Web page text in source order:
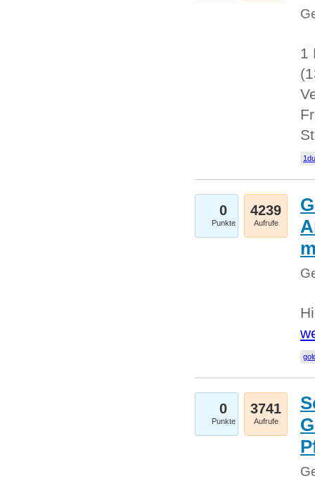
1
0
Punkte
4239
Aufrufe
0
Punkte
3741
Aufrufe